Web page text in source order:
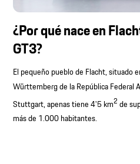
¿Por qué nace en
GT3?
El pequeño pueblo de Flacht, situado
Württemberg de la República Federal
Stuttgart, apenas tiene 4'5 km2 de
más de 1.000 habitantes.